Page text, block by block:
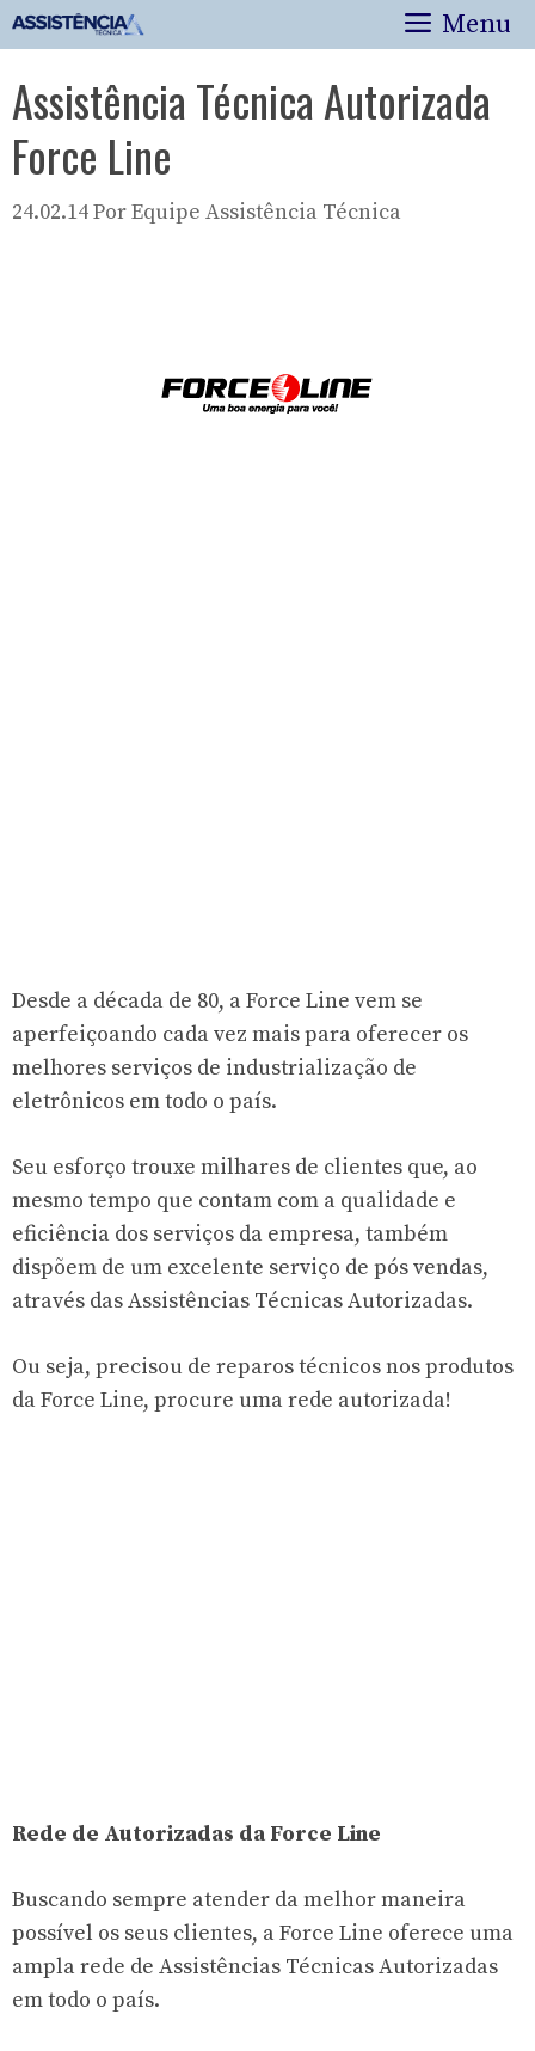
Pular
para
conteúdo
Menu
Assistência Técnica Autorizada
Force Line
24.02.14PorEquipe Assistência Técnica
Desde a década de 80, a Force Line vem se
aperfeiçoando cada vez mais para oferecer os
melhores serviços de industrialização de
eletrônicos em todo o país.
Seu esforço trouxe milhares de clientes que, ao
mesmo tempo que contam com a qualidade e
eficiência dos serviços da empresa, também
dispõem de um excelente serviço de pós vendas,
através das Assistências Técnicas Autorizadas.
Ou seja, precisou de reparos técnicos nos produtos
da Force Line, procure uma rede autorizada!
Rede de Autorizadas da Force Line
Buscando sempre atender da melhor maneira
possível os seus clientes, a Force Line oferece uma
ampla rede de Assistências Técnicas Autorizadas
em todo o país.